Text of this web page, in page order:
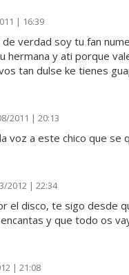
| 16:39
verdad soy tu fan
hermana y ati porque
tan dulse ke tienes
2011 | 20:13
voz a este chico que se
2012 | 22:34
el disco, te sigo desde
y que todo os
| 21:08